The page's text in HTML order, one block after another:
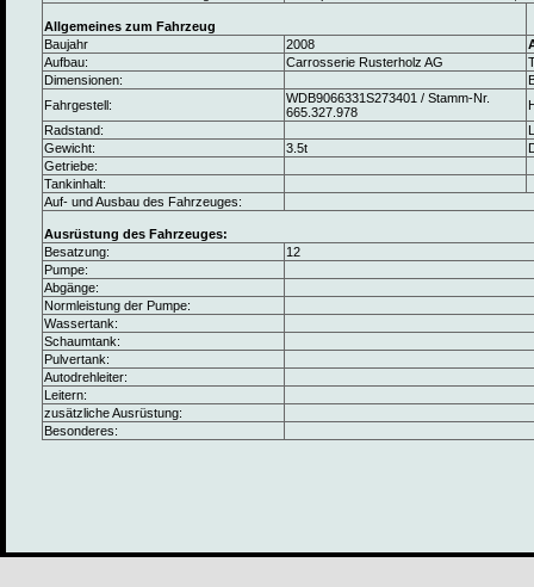
Allgemeines zum Fahrzeug
Baujahr
2008
Aufbau:
Carrosserie Rusterholz AG
Dimensionen:
Fahrgestell:
WDB9066331S273401 / Stamm-Nr.
665.327.978
Radstand:
Gewicht:
3.5t
Getriebe:
Tankinhalt:
Auf- und Ausbau des Fahrzeuges:
Ausrüstung des Fahrzeuges:
Besatzung:
12
Pumpe:
Abgänge:
Normleistung der Pumpe:
Wassertank:
Schaumtank:
Pulvertank:
Autodrehleiter:
Leitern:
zusätzliche Ausrüstung:
Besonderes: